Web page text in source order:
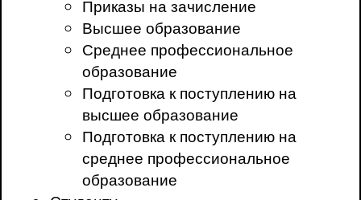
Приказы на зачисление
Высшее образование
Среднее профессиональное
образование
Подготовка к поступлению на
высшее образование
Подготовка к поступлению на
среднее профессиональное
образование